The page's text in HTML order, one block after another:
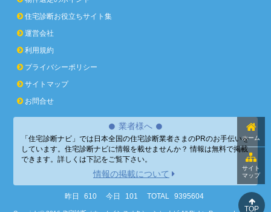
ホーム
サイト
マップ
住宅診断お役立ちサイト集
運営会社
利用規約
プライバシーポリシー
サイトマップ
お問合せ
業者様へ
「住宅診断ナビ」では日本全国の住宅診断業者さまのPRのお手伝いを
しています。住宅診断ナビに情報を載せませんか？ 情報は無料で掲載
できます。詳しくは下記をご覧下さい。
情報の掲載について
昨日 610 今日 101 TOTAL 9395604
TOP